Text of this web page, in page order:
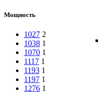
Мощность
1027 2
1038 1
1070 1
1117 1
1193 1
1197 1
1276 1